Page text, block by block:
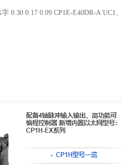
0.30 0.17 0.09 CP1E-E40DR-A UC1、